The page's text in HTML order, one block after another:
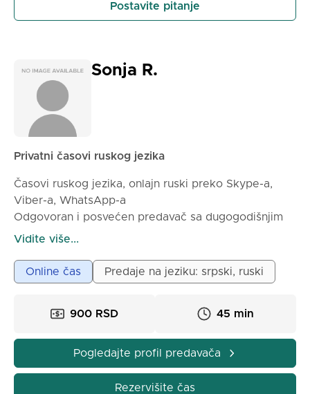
Postavite pitanje
Sonja R.
Privatni časovi ruskog jezika
Časovi ruskog jezika, onlajn ruski preko Skype-a,
Viber-a, WhatsApp-a
Odgovoran i posvećen predavač sa dugogodišnjim
iskustvom, ruski đak (sovjetska osnovna škola,
uzraste i nivoe znanja.
jutarnjim, dnevnim, večernjim satima).
900 din. za 45 min.
1.200 din. za 60 min.
1.800 din. za 90 min.
Vidite više...
Online čas Predaje na jeziku: srpski, ruski
900 RSD 45 min
Pogledajte profil predavača
Rezervišite čas